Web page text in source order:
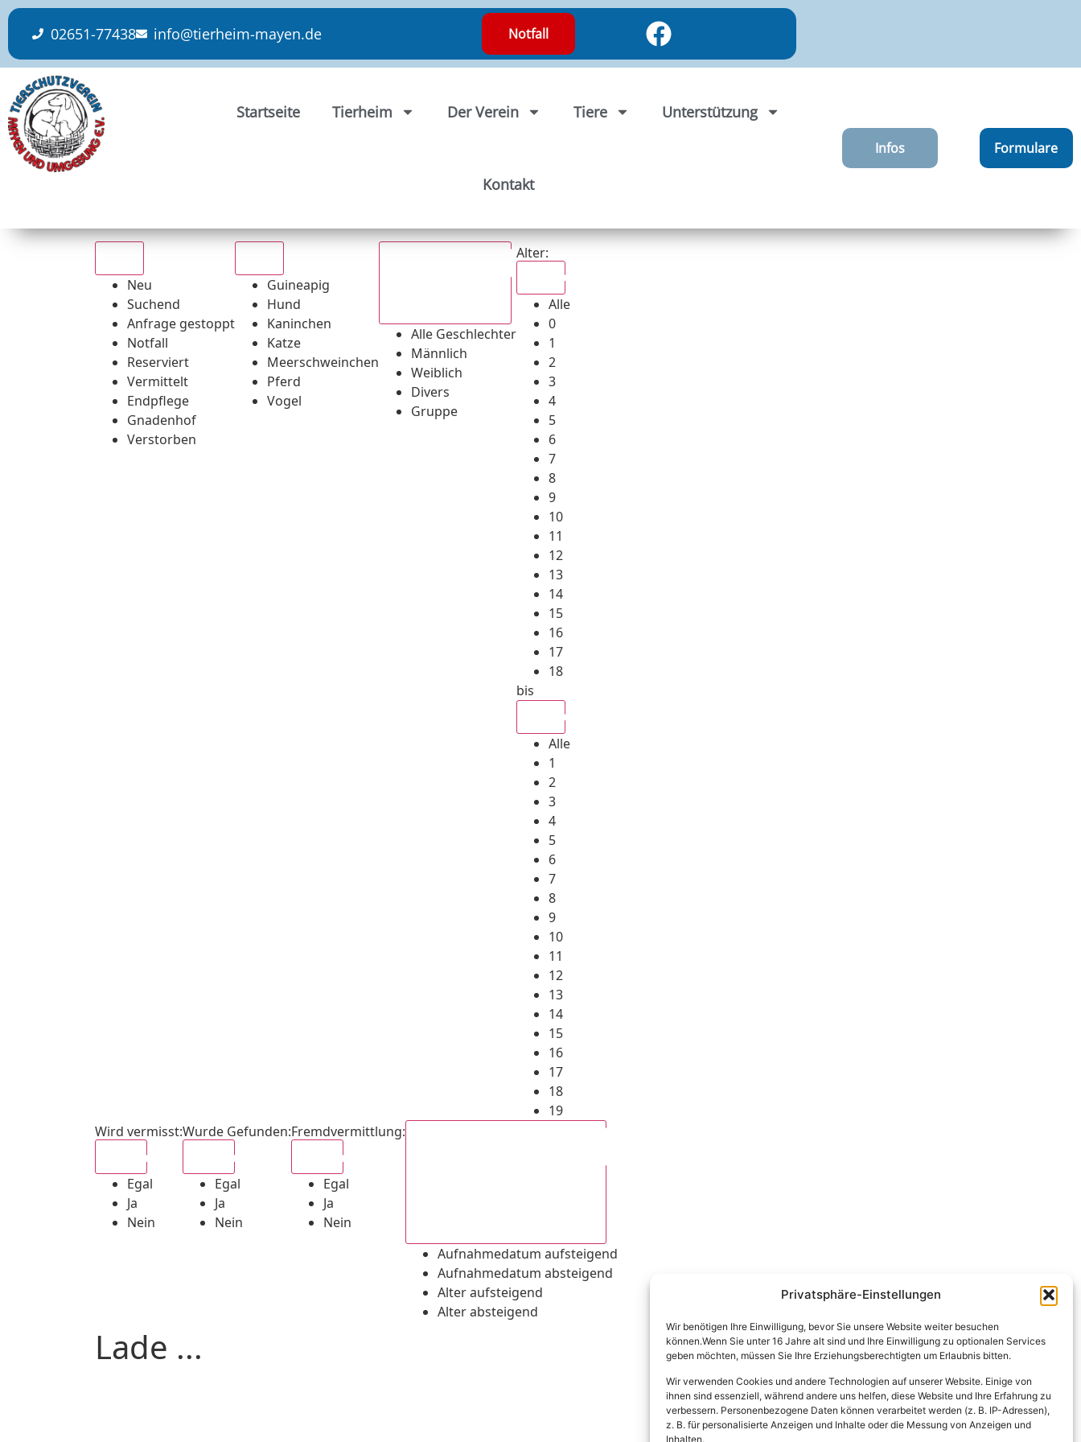
Privatsphäre-Einstellungen
Wir benötigen Ihre Einwilligung, bevor Sie unsere Website weiter besuchen
können.Wenn Sie unter 16 Jahre alt sind und Ihre Einwilligung zu optionalen Services
geben möchten, müssen Sie Ihre Erziehungsberechtigten um Erlaubnis bitten.
Wir verwenden Cookies und andere Technologien auf unserer Website. Einige von
ihnen sind essenziell, während andere uns helfen, diese Website und Ihre Erfahrung zu
verbessern. Personenbezogene Daten können verarbeitet werden (z. B. IP-Adressen),
z. B. für personalisierte Anzeigen und Inhalte oder die Messung von Anzeigen und
Inhalten.
content
02651-77438 info@tierheim-mayen.de Notfall
Startseite Tierheim Der Verein Tiere Unterstützung
Kontakt
Infos Formulare
Neu
Suchend
Anfrage gestoppt
Notfall
Reserviert
Vermittelt
Endpflege
Gnadenhof
Verstorben
Guineapig
Hund
Kaninchen
Katze
Meerschweinchen
Pferd
Vogel
Alle Geschlechter
Männlich
Weiblich
Divers
Gruppe
Alter:
Alle
0
1
2
3
4
5
6
7
8
9
10
11
12
13
14
15
16
17
18
bis
Alle
1
2
3
4
5
6
7
8
9
10
11
12
13
14
15
16
17
18
19
Wird vermisst:
Egal
Ja
Nein
Wurde Gefunden:
Egal
Ja
Nein
Fremdvermittlung:
Egal
Ja
Nein
Aufnahmedatum aufsteigend
Aufnahmedatum absteigend
Alter aufsteigend
Alter absteigend
Lade ...